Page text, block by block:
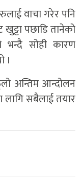
वाचा गरेर पनि
पछाडि तानेको
भन्दै सोही कारण
।
अन्तिम आन्दोलन
सबैलाई तयार